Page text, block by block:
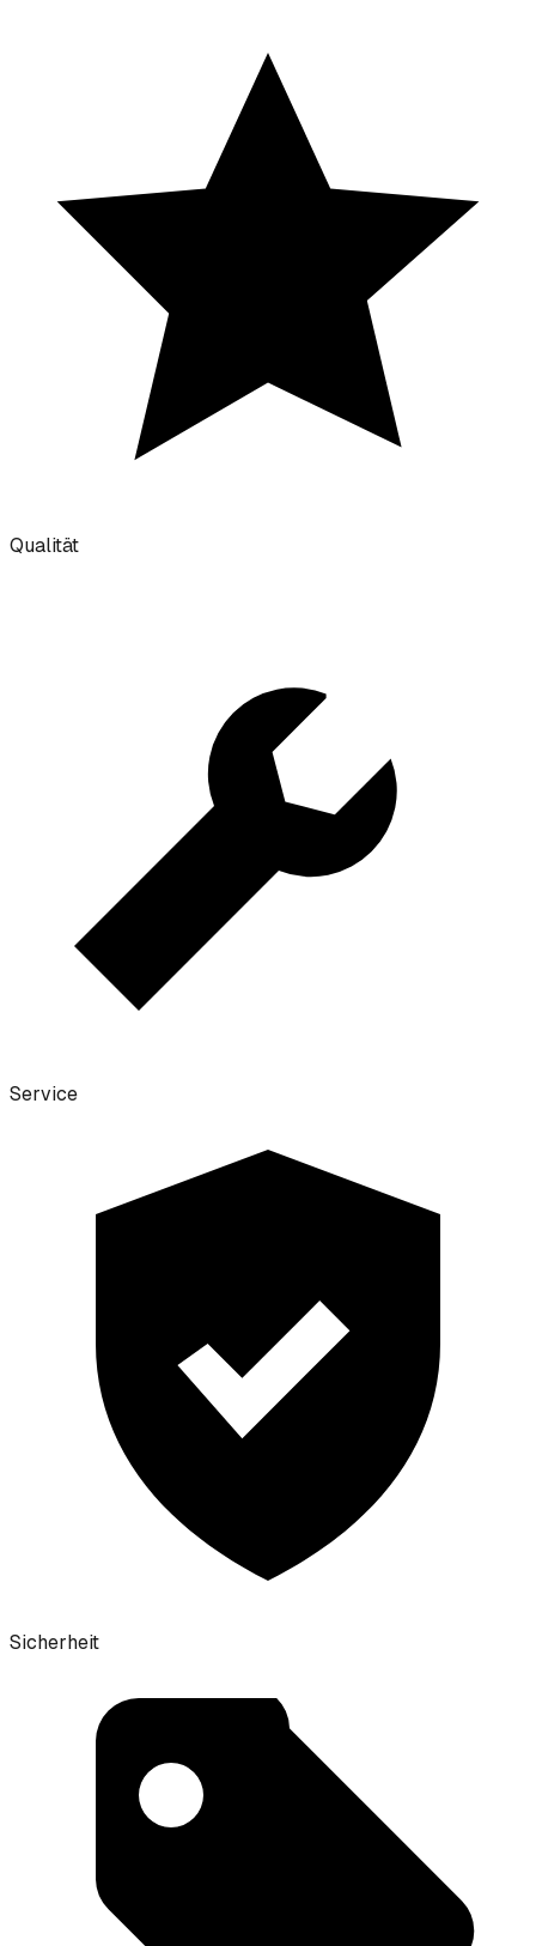
Qualität
Service
Sicherheit